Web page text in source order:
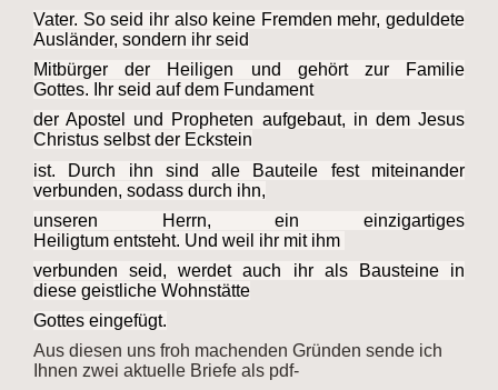
Vater. So seid ihr also keine Fremden mehr, geduldete
Ausländer, sondern ihr seid
Mitbürger der Heiligen und gehört zur Familie
Gottes. Ihr seid auf dem Fundament
der Apostel und Propheten aufgebaut, in dem Jesus
Christus selbst der Eckstein
ist. Durch ihn sind alle Bauteile fest miteinander
verbunden, sodass durch ihn,
unseren Herrn, ein einzigartiges
Heiligtum entsteht. Und weil ihr mit ihm
verbunden seid, werdet auch ihr als Bausteine in
diese geistliche Wohnstätte
Gottes eingefügt.
Aus diesen uns froh machenden Gründen sende ich
Ihnen zwei aktuelle Briefe als pdf-